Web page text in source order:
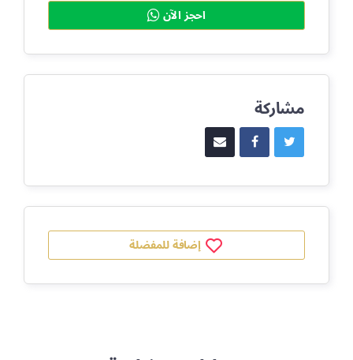
احجز الآن
مشاركة
إضافة للمفضلة